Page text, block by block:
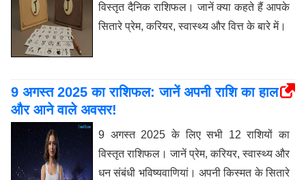
विस्तृत दैनिक राशिफल। जानें क्या कहते हैं आपके
सितारे प्रेम, करियर, स्वास्थ्य और वित्त के बारे में।
9 अगस्त 2025 का राशिफल: जानें अपनी राशि का हाल
और आने वाले अवसर!
9 अगस्त 2025 के लिए सभी 12 राशियों का
विस्तृत राशिफल। जानें प्रेम, करियर, स्वास्थ्य और
धन संबंधी भविष्यवाणियां। अपनी किस्मत के सितारे